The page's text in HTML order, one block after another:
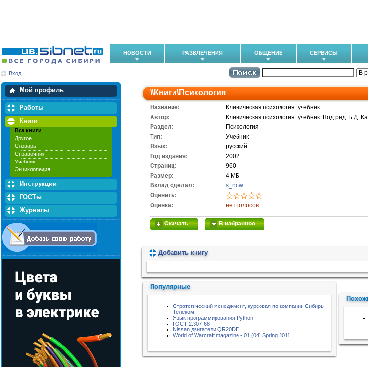
НОВОСТИ РАЗВЛЕЧЕНИЯ ОБЩЕНИЕ СЕРВИСЫ
Вход
Мой профиль
Мои закладки
Работы
Книги
Все книги
Другое
Словарь
Справочник
Учебник
Энциклопедия
Инструкции
ГОСТы
Журналы
\\Книги\Психология
Название:
Клиническая психология. учебник
Автор:
Клиническая психология. учебник. Под ред. Б.Д.
Раздел:
Психология
Тип:
Учебник
Язык:
русский
Год издания:
2002
Cтраниц:
960
Размер:
4 МБ
Вклад сделал:
s_now
Оценить:
Оценка:
нет голосов
Скачать В избранное
Добавить книгу
Популярные
Стратегический менеджмент, курсовая по компании Сибирь
Телеком
Язык программирования Python
ГОСТ 2.307-68
Nissan двигатели QR20DE
World of Warcraft magazine - 01 (04) Spring 2011